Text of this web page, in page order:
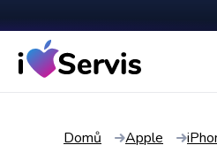
Domů Apple